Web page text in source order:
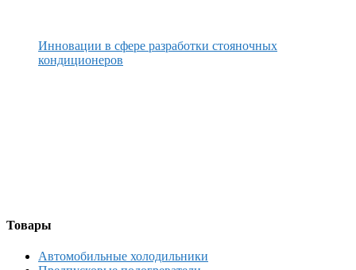
Инновации в сфере разработки стояночных
кондиционеров
Товары
Автомобильные холодильники